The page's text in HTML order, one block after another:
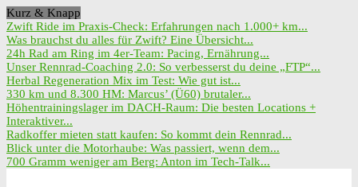
Kurz & Knapp
Zwift Ride im Praxis-Check: Erfahrungen nach 1.000+ km...
Was brauchst du alles für Zwift? Eine Übersicht...
24h Rad am Ring im 4er-Team: Pacing, Ernährung...
Unser Rennrad-Coaching 2.0: So verbesserst du deine „FTP“...
Herbal Regeneration Mix im Test: Wie gut ist...
330 km und 8.300 HM: Marcus’ (Ü60) brutaler...
Höhentrainingslager im DACH-Raum: Die besten Locations +
Interaktiver...
Radkoffer mieten statt kaufen: So kommt dein Rennrad...
Blick unter die Motorhaube: Was passiert, wenn dem...
700 Gramm weniger am Berg: Anton im Tech-Talk...